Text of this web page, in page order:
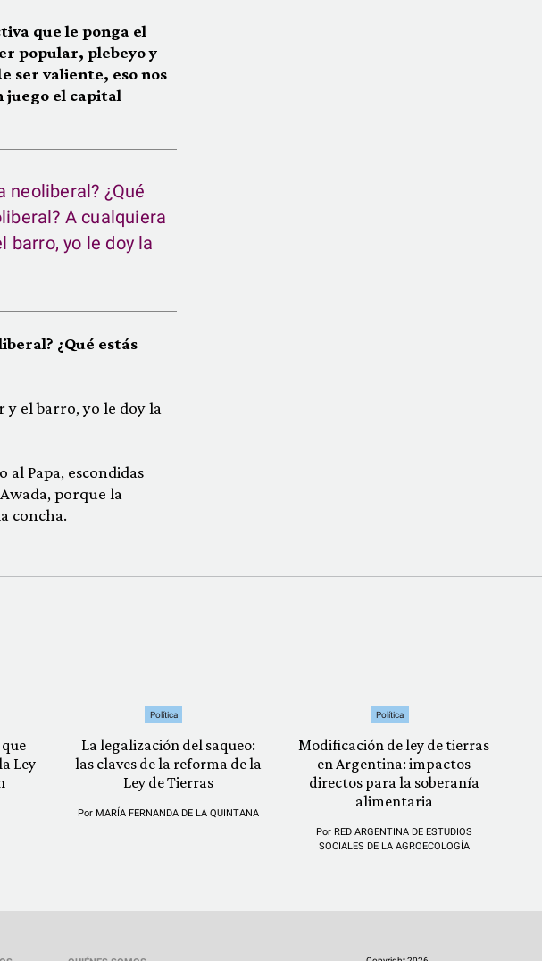
que le ponga el
popular, plebeyo y
ser valiente, eso nos
juego el capital
neoliberal? ¿Qué
A cualquiera
barro, yo le doy la
¿Qué estás
el barro, yo le doy la
Papa, escondidas
porque la
concha.
Ley
Política
La legalización del saqueo:
las claves de la reforma de la
Ley de Tierras
Por MARÍA FERNANDA DE LA QUINTANA
Política
Modificación de ley de tierras
en Argentina: impactos
directos para la soberanía
alimentaria
Por RED ARGENTINA DE ESTUDIOS
SOCIALES DE LA AGROECOLOGÍA